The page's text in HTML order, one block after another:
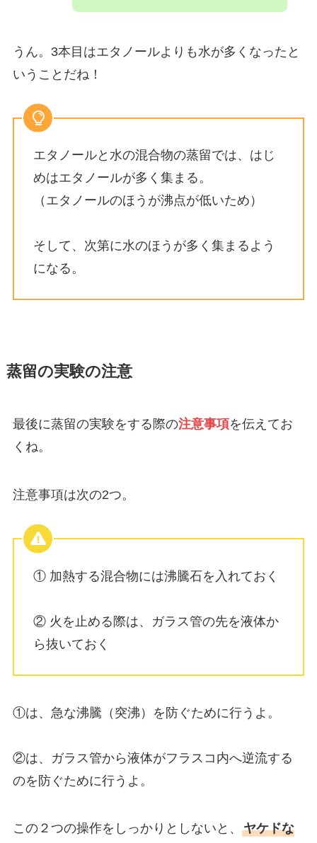
うん。3本目はエタノールよりも水が多くなったと
いうことだね！
エタノールと水の混合物の蒸留では、はじ
めはエタノールが多く集まる。
（エタノールのほうが沸点が低いため）
そして、次第に水のほうが多く集まるよう
になる。
蒸留の実験の注意
最後に蒸留の実験をする際の注意事項を伝えてお
くね。
注意事項は次の2つ。
① 加熱する混合物には沸騰石を入れておく
② 火を止める際は、ガラス管の先を液体か
ら抜いておく
①は、急な沸騰（突沸）を防ぐために行うよ。
②は、ガラス管から液体がフラスコ内へ逆流する
のを防ぐために行うよ。
この２つの操作をしっかりとしないと、 ヤケドな